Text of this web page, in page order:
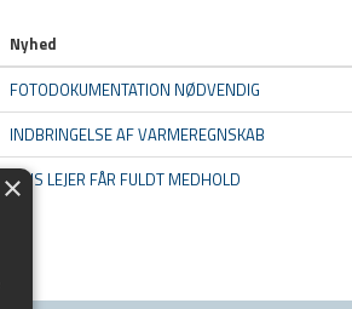
Nyhed
FOTODOKUMENTATION NØDVENDIG
INDBRINGELSE AF VARMEREGNSKAB
HVIS LEJER FÅR FULDT MEDHOLD
×